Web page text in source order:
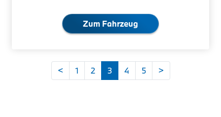
Zum Fahrzeug
< 1 2 3 4 5 >